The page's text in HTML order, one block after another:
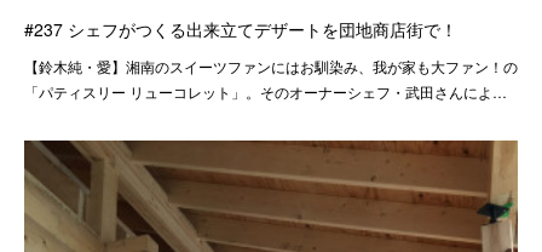
#237 シェフがつくる出来立てデザートを団地商店街で！
【鈴木純・愛】湘南のスイーツファンにはお馴染み、我が家も大ファン！の
「パティスリー リューコレット」。そのオーナーシェフ・武田さんによ…